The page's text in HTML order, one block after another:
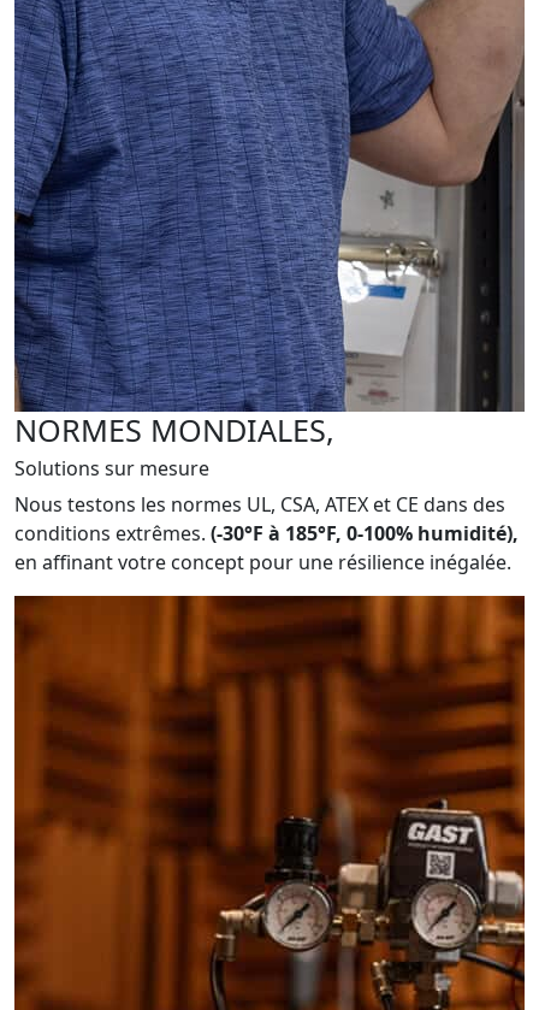
NORMES MONDIALES,
Solutions sur mesure
Nous testons les normes UL, CSA, ATEX et CE dans des
conditions extrêmes. (-30°F à 185°F, 0-100% humidité),
en affinant votre concept pour une résilience inégalée.